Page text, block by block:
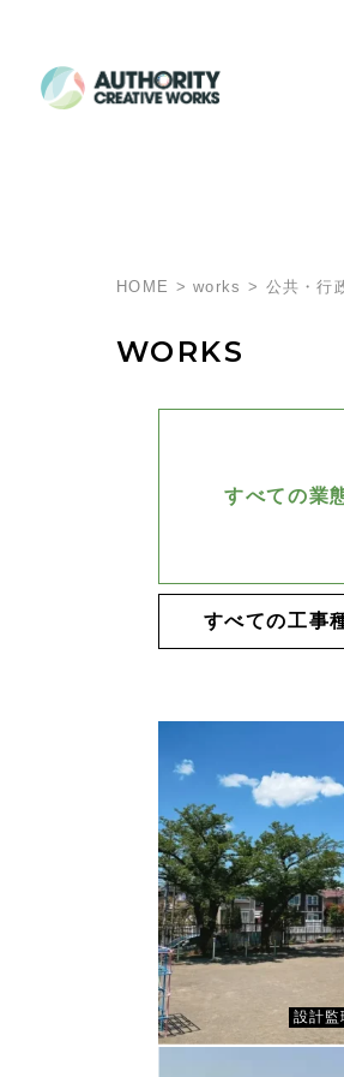
HOME >works > 公共・行
WORKS
すべての業
すべての工事
にじのそ
設計監